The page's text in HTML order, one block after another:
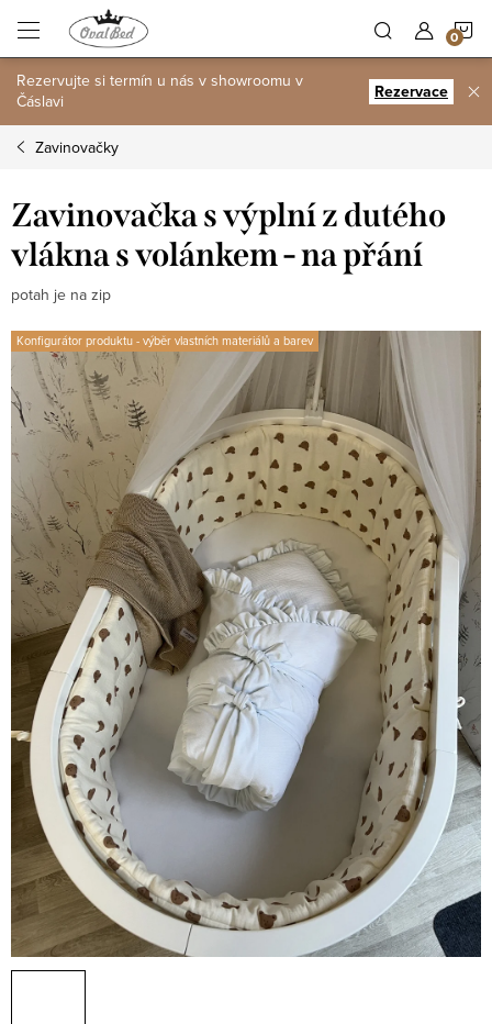
obsah
Rezervujte si termín u nás v showroomu v
Čáslavi
Rezervace
Zavinovačky
Zavinovačka s výplní z dutého
vlákna s volánkem - na přání
potah je na zip
Konfigurátor produktu - výběr vlastních materiálů a barev